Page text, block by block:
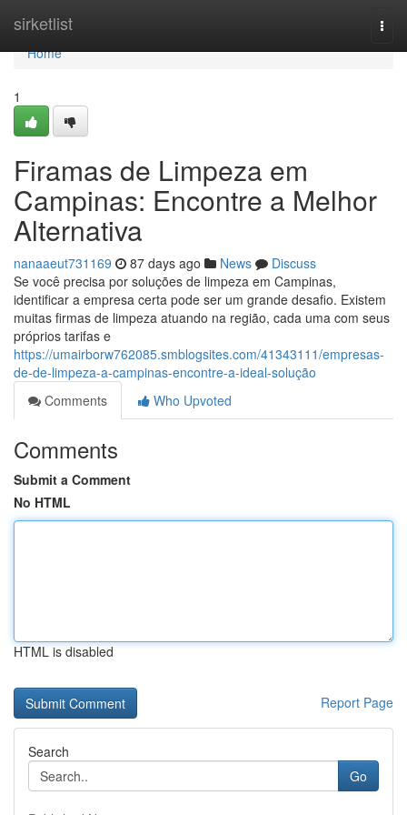
sirketlist
Home
Home
1
Firamas de Limpeza em
Campinas: Encontre a Melhor
Alternativa
nanaaeut731169 87 days ago News
Discuss
Se você precisa por soluções de limpeza em Campinas,
identificar a empresa certa pode ser um grande desafio. Existem
muitas firmas de limpeza atuando na região, cada uma com seus
próprios tarifas e
https://umairborw762085.smblogsites.com/41343111/empresas-
de-de-limpeza-a-campinas-encontre-a-ideal-solução
Comments
Who Upvoted
Comments
Submit a Comment
No HTML
HTML is disabled
Report Page
Search
Go